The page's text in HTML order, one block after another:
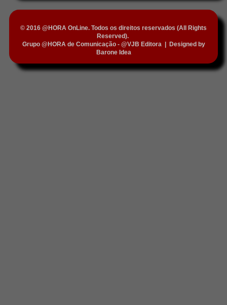
© 2016 @HORA OnLine. Todos os direitos reservados (All Rights
Reserved).
Grupo @HORA de Comunicação - @VJB Editora|
Designed by
Barone Idea